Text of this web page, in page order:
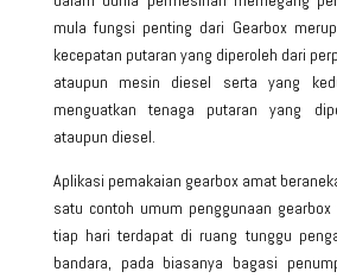
mula fungsi penting dari Gearbox
kecepatan putaran yang diperoleh dari
ataupun mesin diesel serta yang
menguatkan tenaga putaran yang
ataupun diesel.
Aplikasi pemakaian gearbox amat
satu contoh umum penggunaan
tiap hari terdapat di ruang tunggu
bandara, pada biasanya bagasi